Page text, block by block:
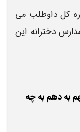
کل داوطلب می
دخترانه این
به دهم به چه